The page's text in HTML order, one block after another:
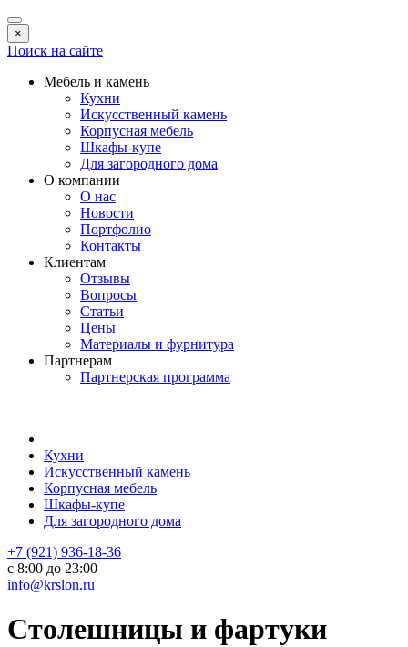
×
Поиск на сайте
Мебель и камень
Кухни
Искусственный камень
Корпусная мебель
Шкафы-купе
Для загородного дома
О компании
О нас
Новости
Портфолио
Контакты
Клиентам
Отзывы
Вопросы
Статьи
Цены
Материалы и фурнитура
Партнерам
Партнерская программа
Кухни
Искусственный камень
Корпусная мебель
Шкафы-купе
Для загородного дома
+7 (921) 936-18-36
с 8:00 до 23:00
info@krslon.ru
Столешницы и фартуки